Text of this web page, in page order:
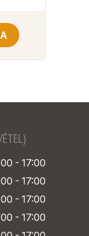
- 17:00
- 17:00
- 17:00
- 17:00